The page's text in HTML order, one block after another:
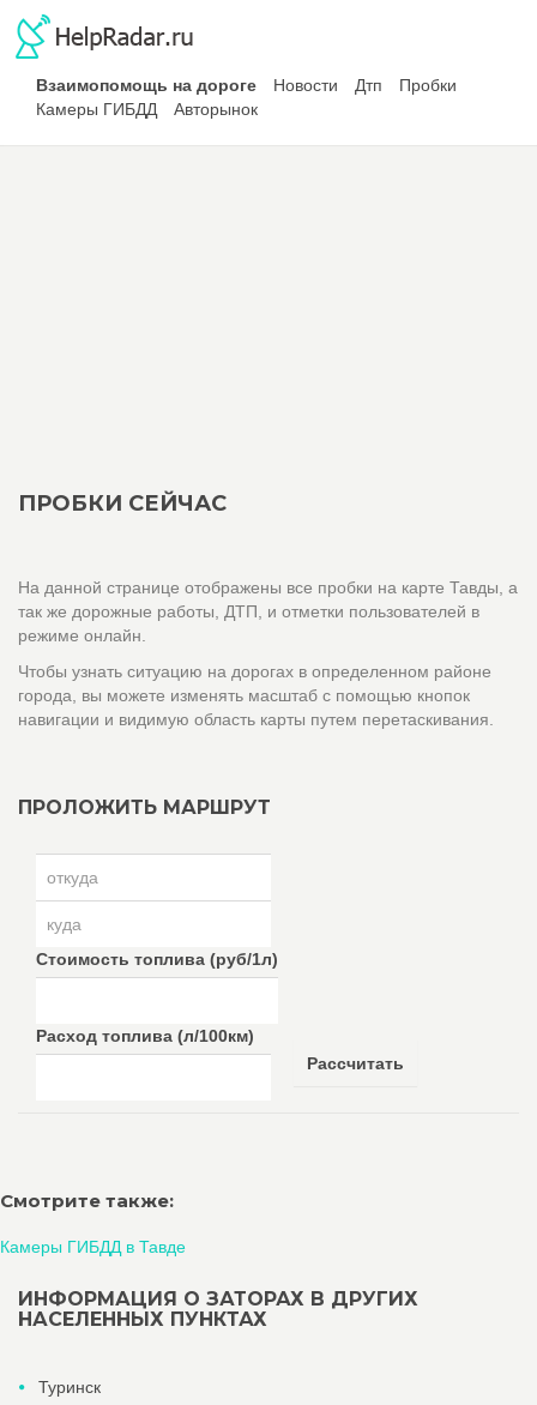
Взаимопомощь на дороге Новости Дтп
Пробки
Камеры ГИБДД
Авторынок
ПРОБКИ СЕЙЧАС
На данной странице отображены все пробки на карте Тавды, а
так же дорожные работы, ДТП, и отметки пользователей в
режиме онлайн.
Чтобы узнать ситуацию на дорогах в определенном районе
города, вы можете изменять масштаб с помощью кнопок
навигации и видимую область карты путем перетаскивания.
ПРОЛОЖИТЬ МАРШРУТ
Стоимость топлива (руб/1л)
Расход топлива (л/100км)
Рассчитать
Смотрите также:
Камеры ГИБДД в Тавде
ИНФОРМАЦИЯ О ЗАТОРАХ В ДРУГИХ
НАСЕЛЕННЫХ ПУНКТАХ
Туринск